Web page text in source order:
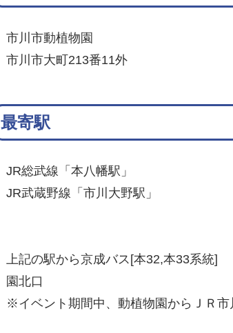
市川市動植物園
市川市大町213番11外
最寄駅
JR総武線「本八幡駅」
JR武蔵野線「市川大野駅」
上記の駅から京成バス[本32,本33系統]
園北口
※イベント期間中、動植物園からＪＲ市